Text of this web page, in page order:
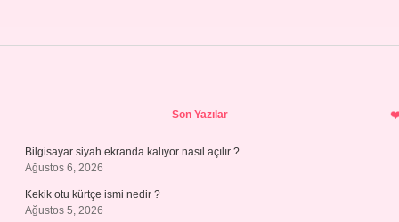
Son Yazılar
Bilgisayar siyah ekranda kalıyor nasıl açılır ?
Ağustos 6, 2026
Kekik otu kürtçe ismi nedir ?
Ağustos 5, 2026